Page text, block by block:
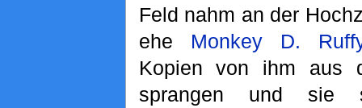
Feld nahm an der
ehe Monkey D.
Kopien von ihm aus
sprangen und sie